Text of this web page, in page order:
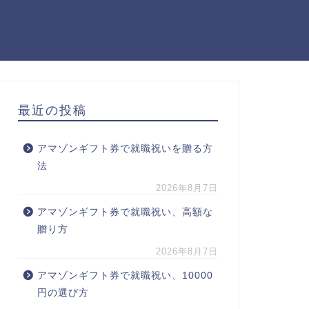
最近の投稿
アマゾンギフト券で就職祝いを贈る方
法
2026年8月7日
アマゾンギフト券で就職祝い、高額な
贈り方
2026年8月7日
アマゾンギフト券で就職祝い、10000
円の選び方